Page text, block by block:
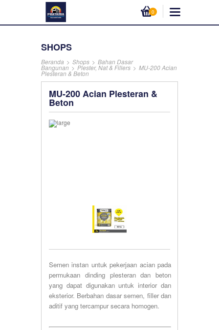
0
SHOPS
Beranda > Shops > Bahan Dasar
Bangunan > Plester, Nat & Fillers > MU-200 Acian
Plesteran & Beton
MU-200 Acian Plesteran &
Beton
Semen instan untuk pekerjaan acian pada
permukaan dinding plesteran dan beton
yang dapat digunakan untuk interior dan
eksterior. Berbahan dasar semen, filler dan
aditif yang tercampur secara homogen.